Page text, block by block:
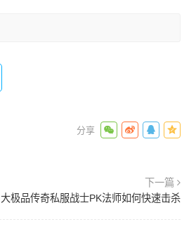
下一篇
大极品传奇私服战士PK法师如何快速击杀